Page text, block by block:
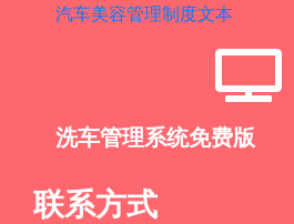
汽车美容管理制度文本
洗车管理系统免费版
联系方式